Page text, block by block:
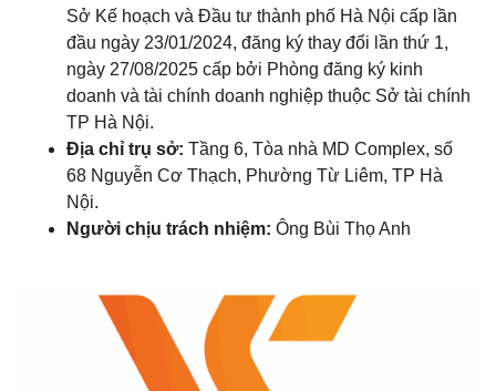
Sở Kế hoạch và Đầu tư thành phố Hà Nội cấp lần
đầu ngày 23/01/2024, đăng ký thay đổi lần thứ 1,
ngày 27/08/2025 cấp bởi Phòng đăng ký kinh
doanh và tài chính doanh nghiệp thuộc Sở tài chính
TP Hà Nội.
Địa chỉ trụ sở: Tầng 6, Tòa nhà MD Complex, số
68 Nguyễn Cơ Thạch, Phường Từ Liêm, TP Hà
Nội.
Người chịu trách nhiệm: Ông Bùi Thọ Anh